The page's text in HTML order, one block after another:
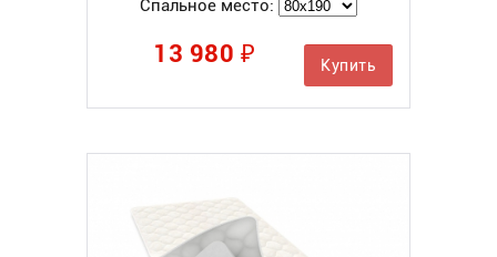
Спальное место:
13 980 ₽ Купить